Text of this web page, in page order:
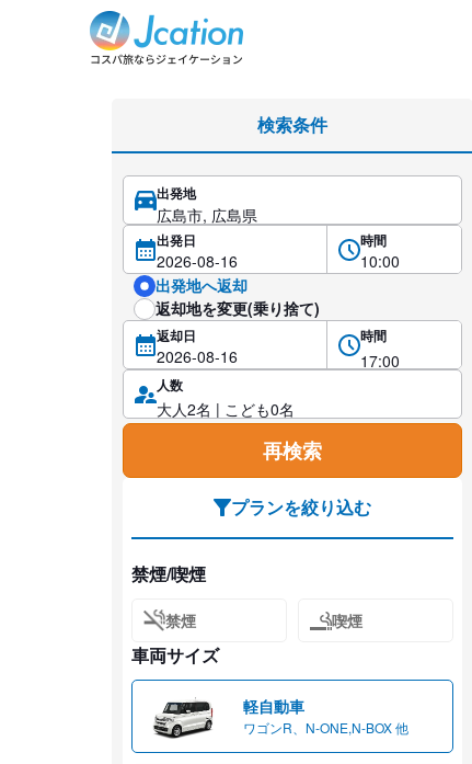
広島市の軽自動車（4名乗り）レンタカーを格安予約
検索条件
出発地
出発日 時間
出発地へ返却
返却地を変更(乗り捨て)
返却日 時間
人数
再検索
プランを絞り込む
禁煙/喫煙
禁煙 喫煙
車両サイズ
軽自動車
ワゴンR、N-ONE,N-BOX 他